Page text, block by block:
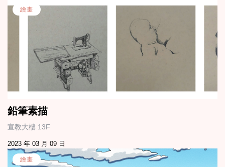
繪畫
鉛筆素描
宣教大樓 13F
2023 年 03 月 09 日
繪畫